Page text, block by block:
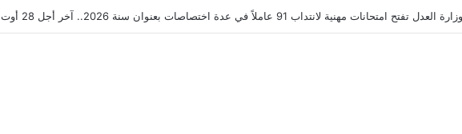
وزارة التربية تعلن عن نتائج القبول الأولي لمناظرة انتداب أساتذة التعليم الثانوي والفني والتقني 2026